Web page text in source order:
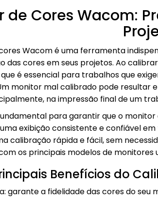
de Cores Wacom:
Wacom é uma ferramenta
das cores em seus projetos. Ao
é essencial para trabalhos que
monitor mal calibrado pode resultar
na impressão final de um
para garantir que o
exibição consistente e confiável
calibração rápida e fácil, sem
os principais modelos de monitores
Benefícios do
garante a fidelidade das cores do